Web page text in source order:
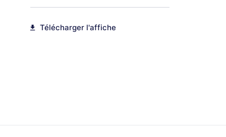
Télécharger l'affiche